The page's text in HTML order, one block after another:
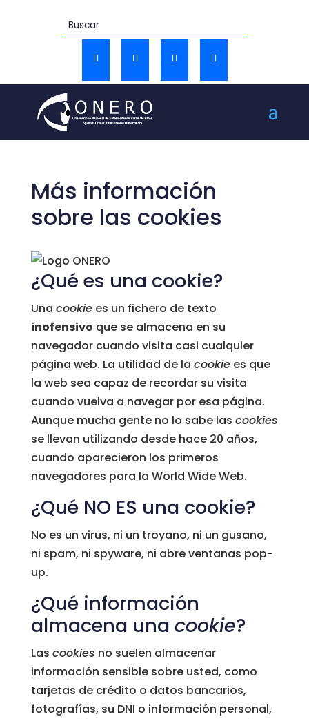
Más información
sobre las cookies
¿Qué es una cookie?
Una cookiees un fichero de texto
inofensivo que se almacena en su
navegador cuando visita casi cualquier
página web. La utilidad de la cookiees que
la web sea capaz de recordar su visita
cuando vuelva a navegar por esa página.
Aunque mucha gente no lo sabe las cookies
se llevan utilizando desde hace 20 años,
cuando aparecieron los primeros
navegadores para la World Wide Web.
¿Qué NO ES una cookie?
No es un virus, ni un troyano, ni un gusano,
ni spam, ni spyware, ni abre ventanas pop-
up.
¿Qué información
almacena una cookie?
Las cookies no suelen almacenar
información sensible sobre usted, como
tarjetas de crédito o datos bancarios,
fotografías, su DNI o información personal,